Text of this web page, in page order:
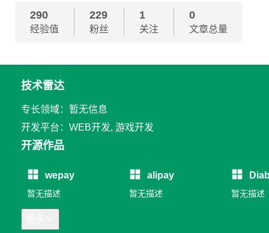
290
经验值
229
粉丝
1
关注
0
文章总量
技术雷达
专长领域：暂无信息
开发平台：WEB开发, 游戏开发
开源作品
wepay
暂无描述
alipay
暂无描述 暂无描述